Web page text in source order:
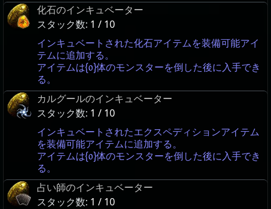
化石のインキュベーター
スタック数: 1 / 10
インキュベートされた化石アイテムを装備可能アイ
テムに追加する。
アイテムは{0}体のモンスターを倒した後に入手でき
る。
カルグールのインキュベーター
スタック数: 1 / 10
インキュベートされたエクスペディションアイテム
を装備可能アイテムに追加する。
アイテムは{0}体のモンスターを倒した後に入手でき
る。
占い師のインキュベーター
スタック数: 1 / 10